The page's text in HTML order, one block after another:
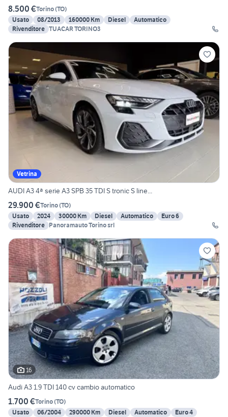
8.500 €Torino(TO)
Usato
08/2013 160000 Km Diesel
Automatico
Rivenditore TUACAR TORINO3
Vetrina
AUDI A3 4ª serie A3 SPB 35 TDI S tronic S line...
29.900 €Torino(TO)
Usato
2024 30000 Km Diesel Automatico
Euro 6
Rivenditore Panoramauto Torino srl
16
Audi A3 1.9 TDI 140 cv cambio automatico
1.700 €Torino(TO)
Usato
06/2004 290000 Km Diesel Automatico
Euro 4